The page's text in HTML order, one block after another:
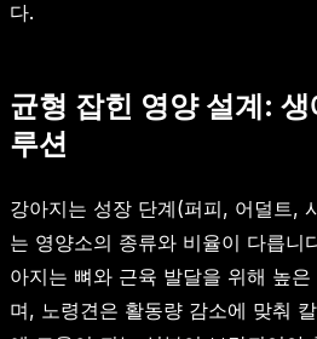
다.
균형 잡힌 영양 설계:
루션
강아지는 성장 단계(퍼피, 어덜트,
는 영양소의 종류와 비율이 다릅니
아지는 뼈와 근육 발달을 위해 높
며, 노령견은 활동량 감소에 맞춰